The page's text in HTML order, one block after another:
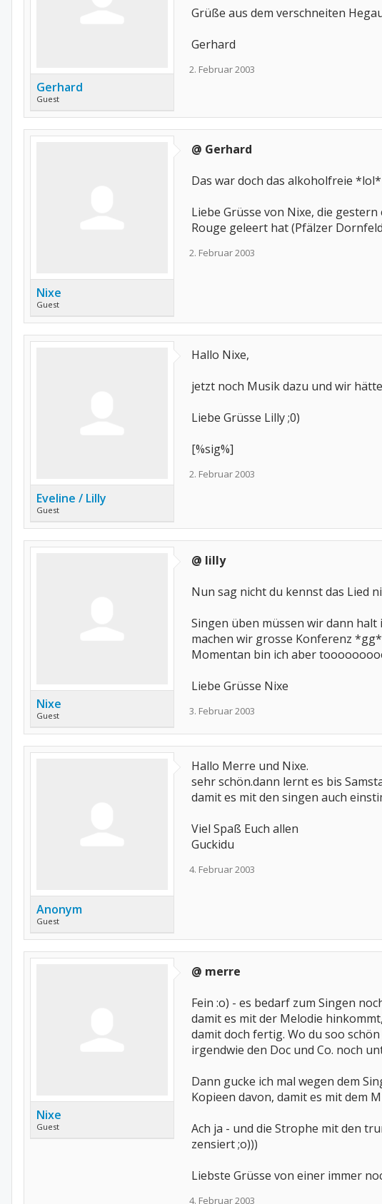
Gerhard
Guest
Grüße aus dem verschneiten
Gerhard
2. Februar 2003
Nixe
Guest
@ Gerhard
Das war doch das alkoholfreie *lol*
Liebe Grüsse von Nixe, die gestern
Rouge geleert hat (Pfälzer
2. Februar 2003
Eveline / Lilly
Guest
Hallo Nixe,
jetzt noch Musik dazu und wir
Liebe Grüsse Lilly ;0)
[%sig%]
2. Februar 2003
Nixe
Guest
@ lilly
Nun sag nicht du kennst das Lied
Singen üben müssen wir dann
machen wir grosse Konferenz
Momentan bin ich aber
Liebe Grüsse Nixe
3. Februar 2003
Anonym
Guest
Hallo Merre und Nixe.
sehr schön.dann lernt es bis
damit es mit den singen auch
Viel Spaß Euch allen
Guckidu
4. Februar 2003
Nixe
Guest
@ merre
Fein :o) - es bedarf zum Singen
damit es mit der Melodie
damit doch fertig. Wo du soo
irgendwie den Doc und Co. noch
Dann gucke ich mal wegen dem
Kopieen davon, damit es mit dem
Ach ja - und die Strophe mit den
zensiert ;o)))
Liebste Grüsse von einer immer
4. Februar 2003